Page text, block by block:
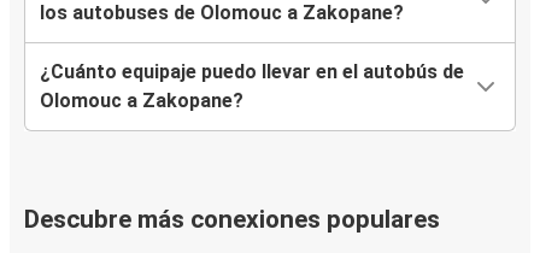
los autobuses de Olomouc a Zakopane?
¿Cuánto equipaje puedo llevar en el autobús de
Olomouc a Zakopane?
Descubre más conexiones populares